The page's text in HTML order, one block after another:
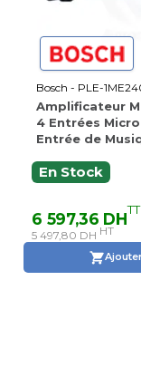
Bosch - PLE-
Amplificateur
4 Entrées
Entrée de
En Stock
6 597,36 DH
5 497,80 DH HT